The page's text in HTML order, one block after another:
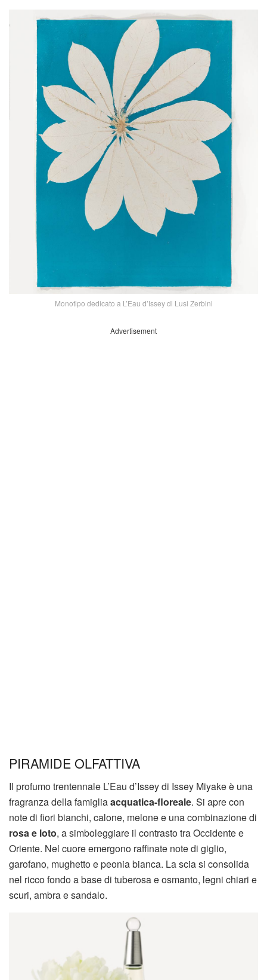
Monotipo dedicato a L’Eau d’Issey di Lusi Zerbini
Advertisement
PIRAMIDE OLFATTIVA
Il profumo trentennale L’Eau d’Issey di Issey Miyake è una
fragranza della famigliaacquatica-floreale. Si apre con
note di fiori bianchi, calone, melone e una combinazione di
rosa e loto, a simboleggiare il contrasto tra Occidente e
Oriente. Nel cuore emergono raffinate note di giglio,
garofano, mughetto e peonia bianca. La scia si consolida
nel ricco fondo a base di tuberosa e osmanto, legni chiari e
scuri, ambra e sandalo.